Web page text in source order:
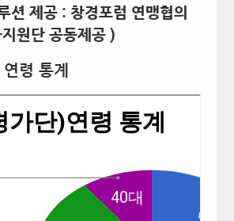
션 제공 : 창경포럼 연맹협의
원단 공동제공 )
령 통계